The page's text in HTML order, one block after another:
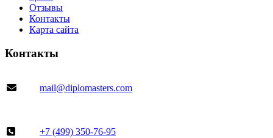
Отзывы
Контакты
Карта сайта
Контакты
mail@diplomasters.com
+7 (499) 350-76-95